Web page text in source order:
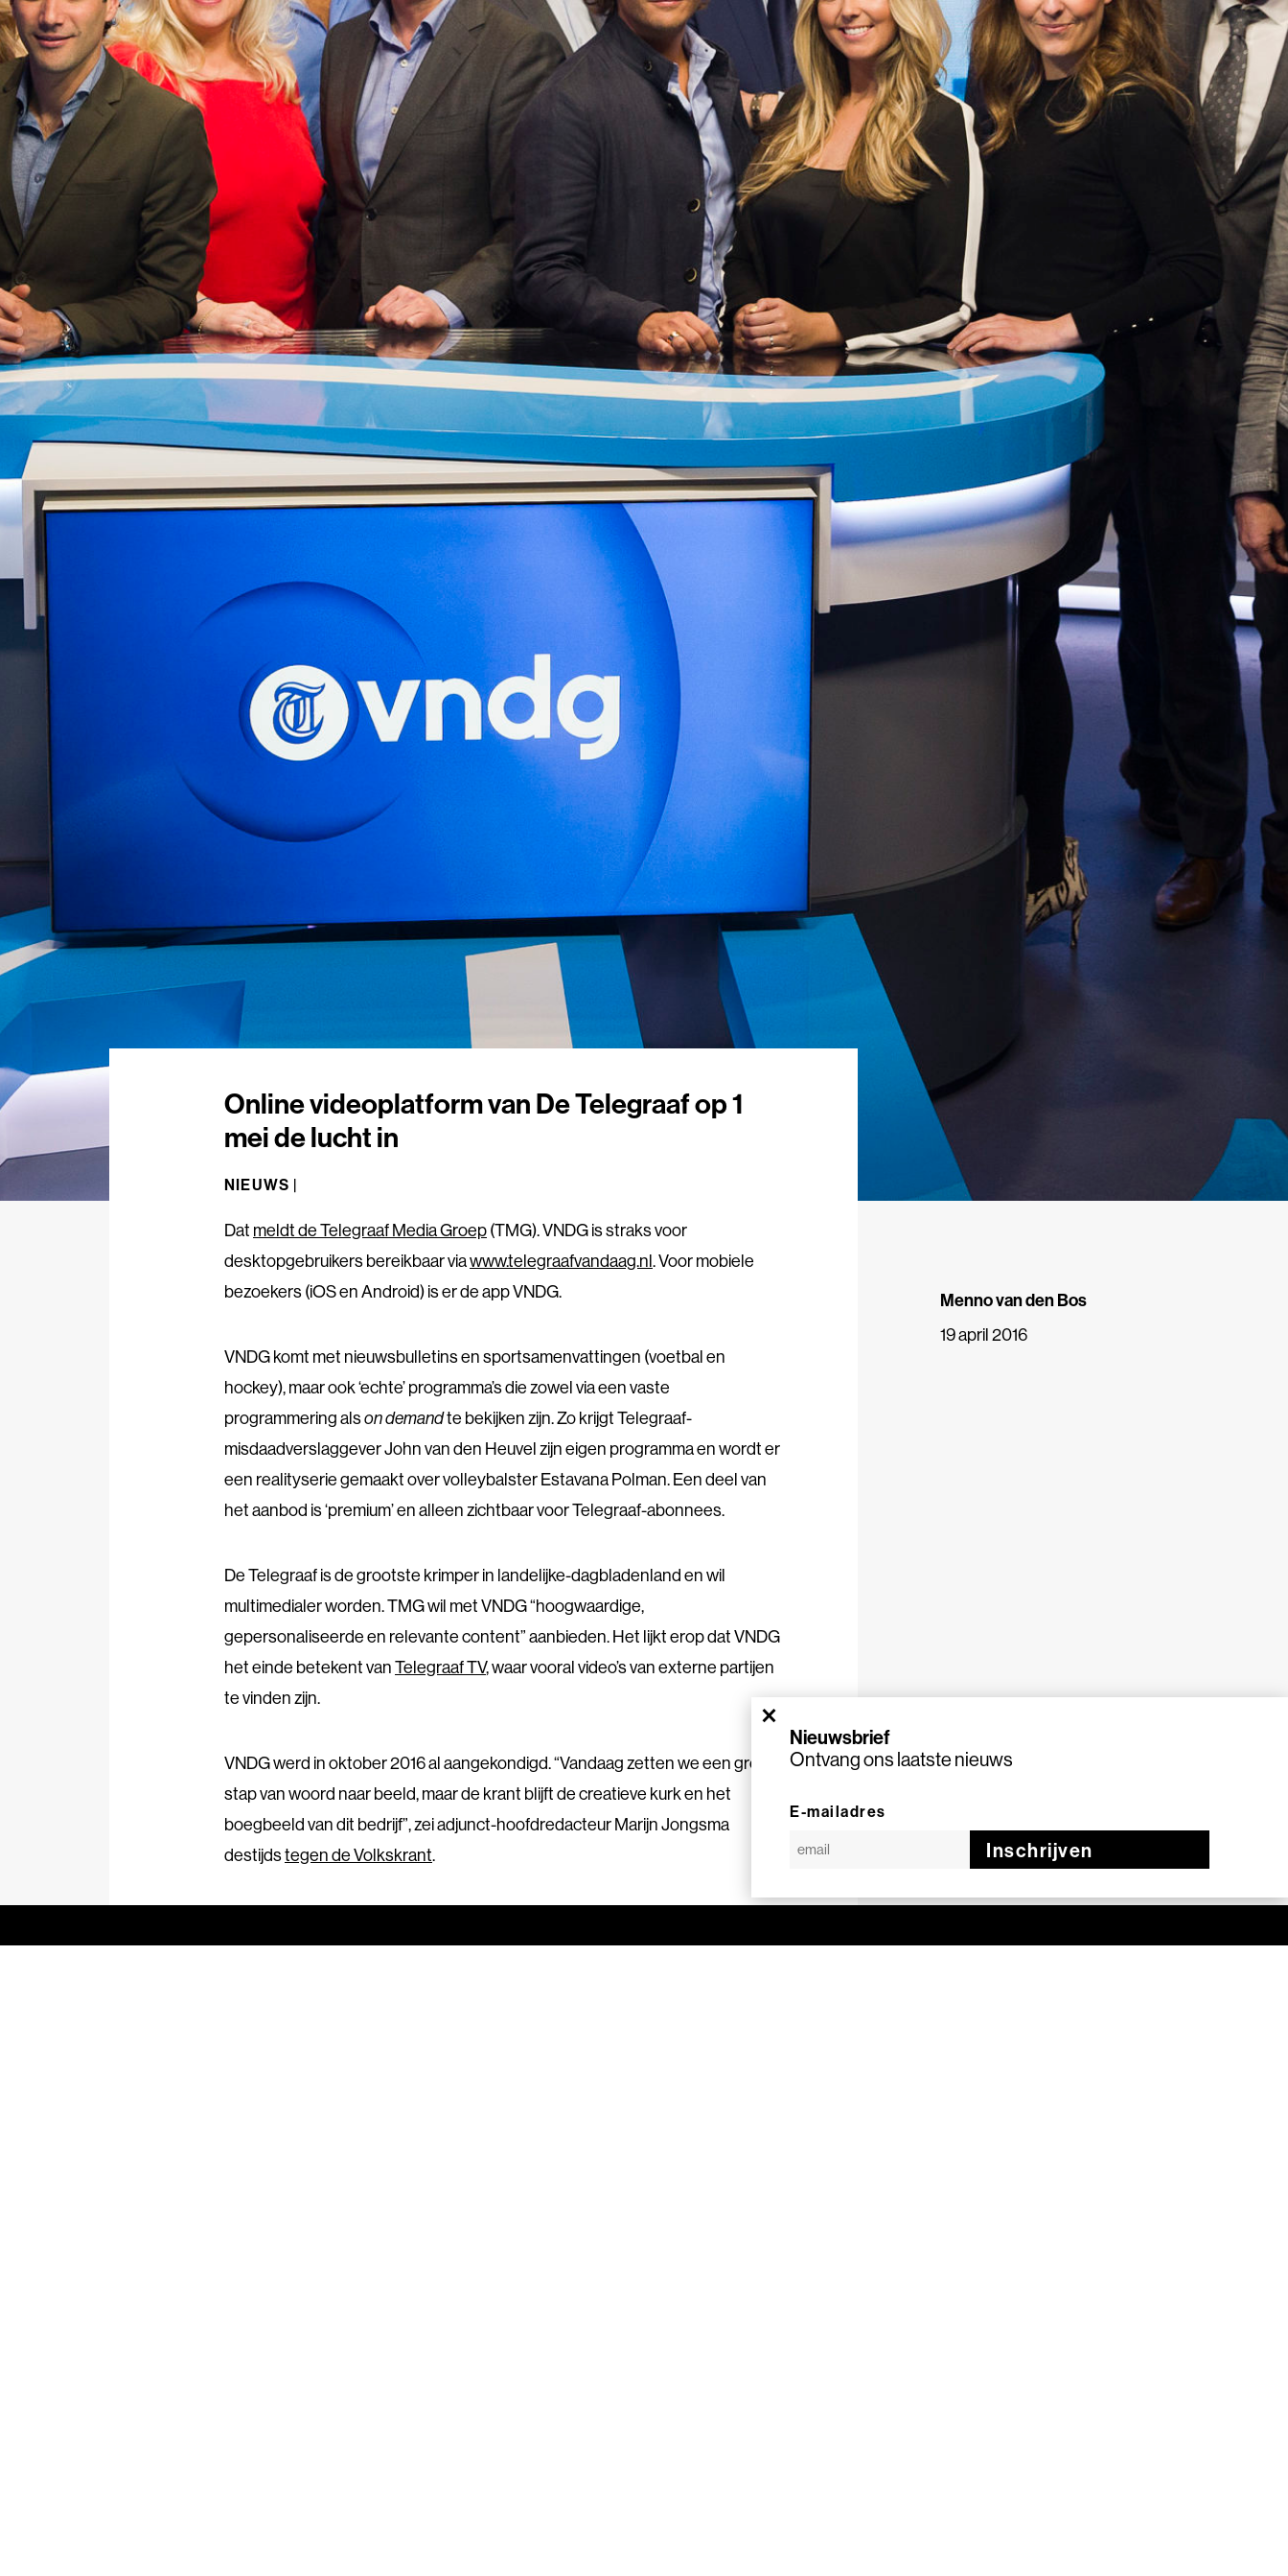
Online videoplatform van De Telegraaf op 1
mei de lucht in
NIEUWS |
Dat meldt de Telegraaf Media Groep(TMG). VNDG is straks voor
desktopgebruikers bereikbaar viawww.telegraafvandaag.nl. Voor mobiele
bezoekers (iOS en Android) is er de app VNDG.
VNDG komt met nieuwsbulletins en sportsamenvattingen (voetbal en
hockey), maar ook ‘echte’ programma’s die zowel via een vaste
programmering alson demandte bekijken zijn. Zo krijgt Telegraaf-
misdaadverslaggever John van den Heuvel zijn eigen programma en wordt er
een realityserie gemaakt over volleybalster Estavana Polman.Een deel van
het aanbod is ‘premium’ en alleen zichtbaar voor Telegraaf-abonnees.
De Telegraaf is de grootste krimper in landelijke-dagbladenland en wil
multimedialer worden.TMG wil met VNDG “hoogwaardige,
gepersonaliseerde en relevante content” aanbieden.Het lijkt erop dat VNDG
het einde betekent vanTelegraaf TV, waar vooral video’s van externe partijen
te vinden zijn.
VNDG werd in oktober 2016 al aangekondigd.“Vandaag zetten we een grote
stap van woord naar beeld, maar de krant blijft de creatieve kurk en het
boegbeeld van dit bedrijf”, zei adjunct-hoofdredacteur Marijn Jongsma
destijdstegen de Volkskrant.
Menno van den Bos
19 april 2016
×
Nieuwsbrief
Ontvang ons laatste nieuws
E-mailadres
Inschrijven